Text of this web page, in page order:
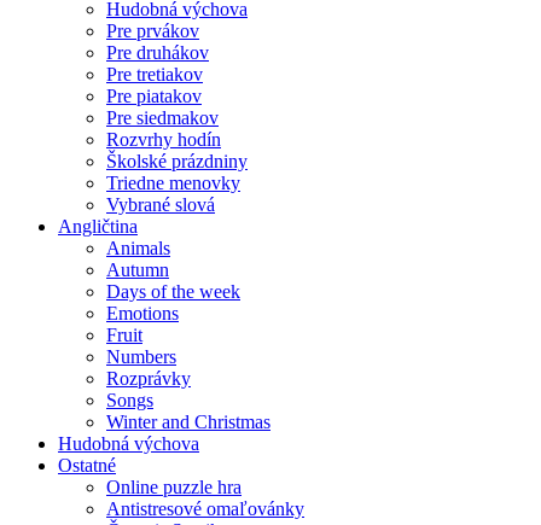
Hudobná výchova
Pre prvákov
Pre druhákov
Pre tretiakov
Pre piatakov
Pre siedmakov
Rozvrhy hodín
Školské prázdniny
Triedne menovky
Vybrané slová
Angličtina
Animals
Autumn
Days of the week
Emotions
Fruit
Numbers
Rozprávky
Songs
Winter and Christmas
Hudobná výchova
Ostatné
Online puzzle hra
Antistresové omaľovánky